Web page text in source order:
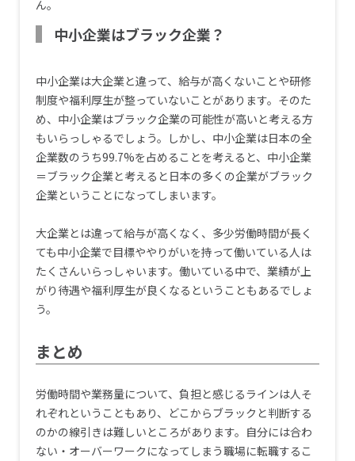
ん。
中小企業はブラック企業？
中小企業は大企業と違って、給与が高くないことや研修
制度や福利厚生が整っていないことがあります。そのた
め、中小企業はブラック企業の可能性が高いと考える方
もいらっしゃるでしょう。しかし、中小企業は日本の全
企業数のうち99.7%を占めることを考えると、中小企業
＝ブラック企業と考えると日本の多くの企業がブラック
企業ということになってしまいます。
大企業とは違って給与が高くなく、多少労働時間が長く
ても中小企業で目標ややりがいを持って働いている人は
たくさんいらっしゃいます。働いている中で、業績が上
がり待遇や福利厚生が良くなるということもあるでしょ
う。
まとめ
労働時間や業務量について、負担と感じるラインは人そ
れぞれということもあり、どこからブラックと判断する
のかの線引きは難しいところがあります。自分には合わ
ない・オーバーワークになってしまう職場に転職するこ